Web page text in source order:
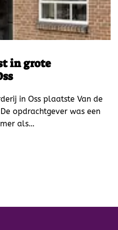
in grote
in Oss plaatste Van de
opdrachtgever was een
als…